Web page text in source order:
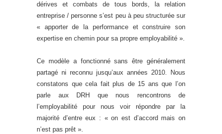
dérives et combats de tous bords, la relation
entreprise / personne s’est peu à peu structurée sur
« apporter de la performance et construire son
expertise en chemin pour sa propre employabilité ».
Ce modèle a fonctionné sans être généralement
partagé ni reconnu jusqu’aux années 2010. Nous
constatons que cela fait plus de 15 ans que l’on
parle aux DRH que nous rencontrons de
l’employabilité pour nous voir répondre par la
majorité d’entre eux : « on est d’accord mais on
n’est pas prêt ».